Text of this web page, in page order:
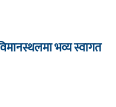
भव्य स्वागत